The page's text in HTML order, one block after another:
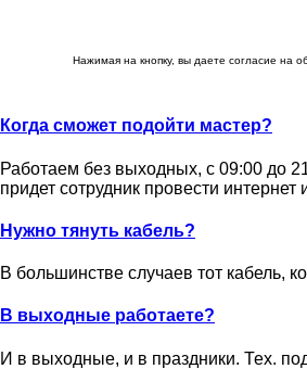
Нажимая на кнопку, вы даете согласие на
Когда сможет подойти мастер?
Работаем без выходных, с 09:00 до
придет сотрудник провести
Нужно тянуть кабель?
В большинстве случаев тот кабель,
В выходные работаете?
И в выходные, и в праздники. Тех.